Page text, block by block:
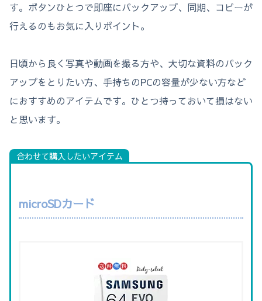
す。ボタンひとつで即座にバックアップ、同期、コピーが
行えるのもお気に入りポイント。
日頃から良く写真や動画を撮る方や、大切な資料のバック
アップをとりたい方、手持ちのPCの容量が少ない方など
におすすめのアイテムです。ひとつ持っておいて損はない
と思います。
合わせて購入したいアイテム
microSDカード